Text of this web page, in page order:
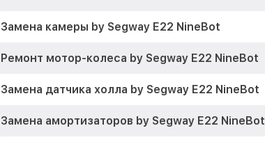
Замена камеры by Segway E22 NineBot
Ремонт мотор-колеса by Segway E22 NineBot
Замена датчика холла by Segway E22 NineBot
Замена амортизаторов by Segway E22 NineBot